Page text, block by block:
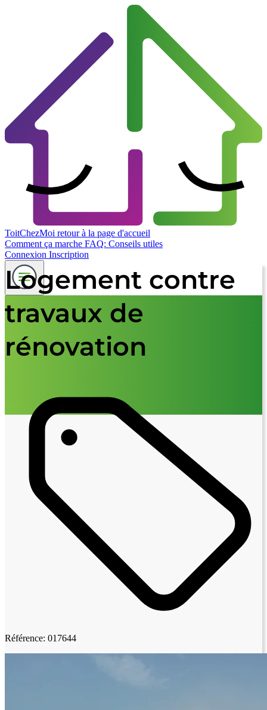
ToitChezMoi retour à la page d'accueil
Comment ça marche FAQ: Conseils utiles
Connexion Inscription
Logement contre
travaux de
rénovation
Référence: 017644